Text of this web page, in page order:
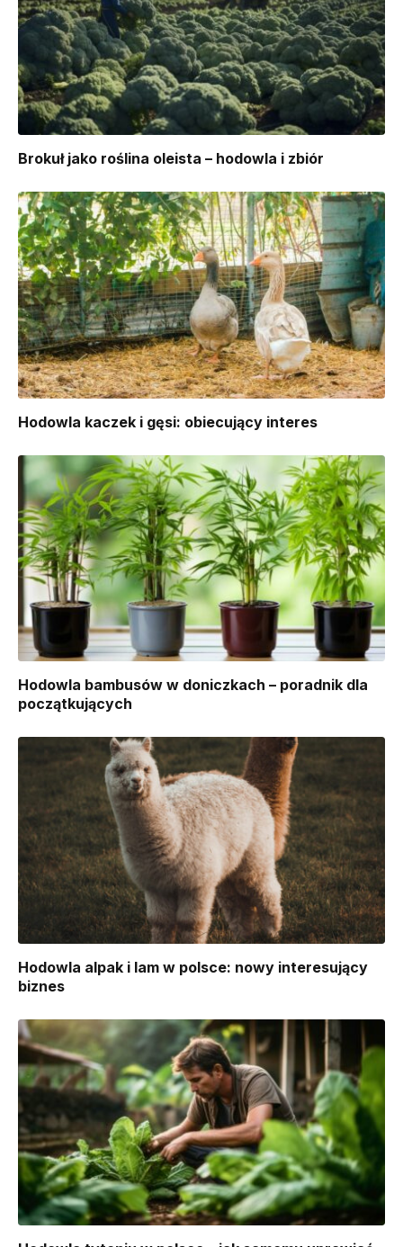
Brokuł jako roślina oleista – hodowla i zbiór
Hodowla kaczek i gęsi: obiecujący interes
Hodowla bambusów w doniczkach – poradnik dla
początkujących
Hodowla alpak i lam w polsce: nowy interesujący
biznes